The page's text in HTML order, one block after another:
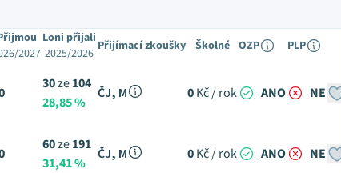
2027
Loni přijali
2025/2026 Přijímací zkoušky Školné OZP PLP
30ze104
28,85 %
ČJ, M 0Kč / rok ANO NE
60ze191
31,41 %
ČJ, M 0Kč / rok ANO NE